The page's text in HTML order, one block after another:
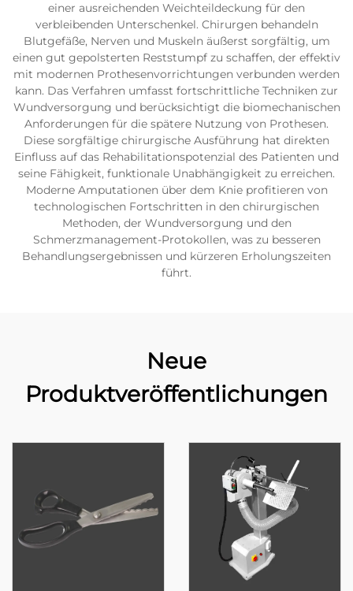
einer ausreichenden Weichteildeckung für den
verbleibenden Unterschenkel. Chirurgen behandeln
Blutgefäße, Nerven und Muskeln äußerst sorgfältig, um
einen gut gepolsterten Reststumpf zu schaffen, der effektiv
mit modernen Prothesenvorrichtungen verbunden werden
kann. Das Verfahren umfasst fortschrittliche Techniken zur
Wundversorgung und berücksichtigt die biomechanischen
Anforderungen für die spätere Nutzung von Prothesen.
Diese sorgfältige chirurgische Ausführung hat direkten
Einfluss auf das Rehabilitationspotenzial des Patienten und
seine Fähigkeit, funktionale Unabhängigkeit zu erreichen.
Moderne Amputationen über dem Knie profitieren von
technologischen Fortschritten in den chirurgischen
Methoden, der Wundversorgung und den
Schmerzmanagement-Protokollen, was zu besseren
Behandlungsergebnissen und kürzeren Erholungszeiten
führt.
Neue
Produktveröffentlichungen